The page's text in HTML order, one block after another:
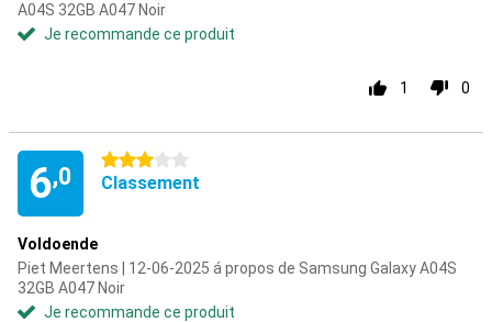
A04S 32GB A047 Noir
Je recommande ce produit
1 0
6,0
3 étoiles
Classement
Voldoende
Piet Meertens | 12-06-2025 á propos de Samsung Galaxy A04S
32GB A047 Noir
Je recommande ce produit